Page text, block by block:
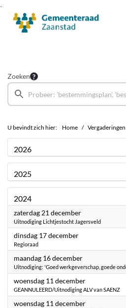
Zoeken
U bevindt zich hier: Home Vergaderingen
2026
2025
2024
zaterdag 21 december2024
Uitnodiging Lichtjestocht Jagersveld
dinsdag 17 december2024
Regioraad
maandag 16 december2024
Uitnodiging: 'Goed werkgeverschap, goede
woensdag 11 december2024
GEANNULEERD/Uitnodiging ALV van SAENZ
woensdag 11 december2024